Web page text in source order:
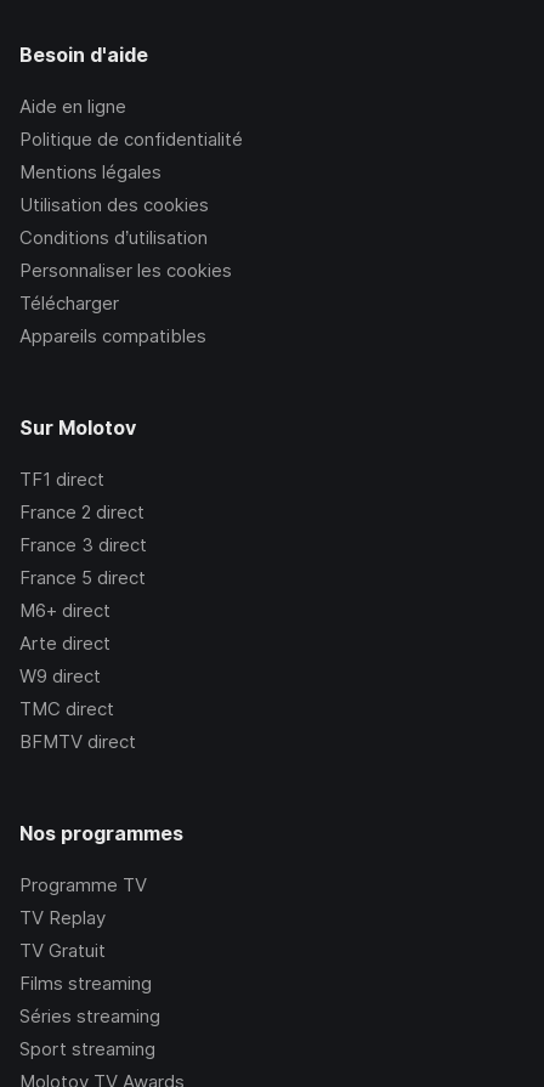
Besoin d'aide
Aide en ligne
Politique de confidentialité
Mentions légales
Utilisation des cookies
Conditions d’utilisation
Personnaliser les cookies
Télécharger
Appareils compatibles
Sur Molotov
TF1 direct
France 2 direct
France 3 direct
France 5 direct
M6+ direct
Arte direct
W9 direct
TMC direct
BFMTV direct
Nos programmes
Programme TV
TV Replay
TV Gratuit
Films streaming
Séries streaming
Sport streaming
Molotov TV Awards